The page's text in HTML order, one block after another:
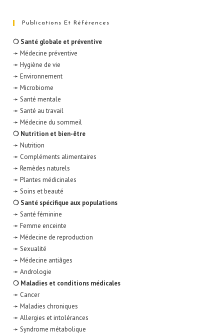
Publications Et Références
❍ Santé globale et préventive
➛ Médecine préventive
➛ Hygiène de vie
➛ Environnement
➛ Microbiome
➛ Santé mentale
➛ Santé au travail
➛ Médecine du sommeil
❍ Nutrition et bien-être
➛ Nutrition
➛ Compléments alimentaires
➛ Remèdes naturels
➛ Plantes médicinales
➛ Soins et beauté
❍ Santé spécifique aux populations
➛ Santé féminine
➛ Femme enceinte
➛ Médecine de reproduction
➛ Sexualité
➛ Médecine antiâges
➛ Andrologie
❍ Maladies et conditions médicales
➛ Cancer
➛ Maladies chroniques
➛ Allergies et intolérances
➛ Syndrome métabolique